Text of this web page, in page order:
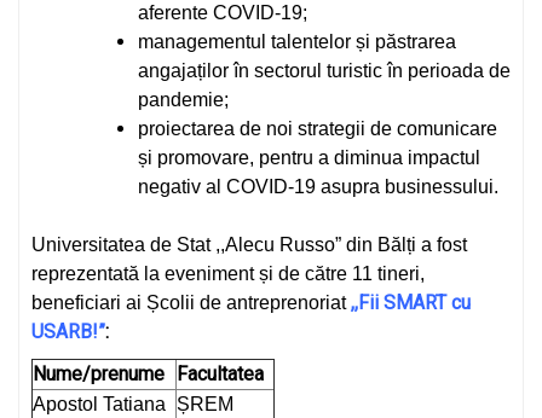
aferente COVID-19;
managementul talentelor și păstrarea
angajaților în sectorul turistic în perioada de
pandemie;
proiectarea de noi strategii de comunicare
și promovare, pentru a diminua impactul
negativ al COVID-19 asupra businessului.
Universitatea de Stat ,,Alecu Russo” din Bălți a fost
reprezentată la eveniment și de către 11 tineri,
beneficiari ai Școlii de antreprenoriat,,Fii SMART cu
USARB!”:
Nume/prenume Facultatea
Apostol Tatiana
ȘREM